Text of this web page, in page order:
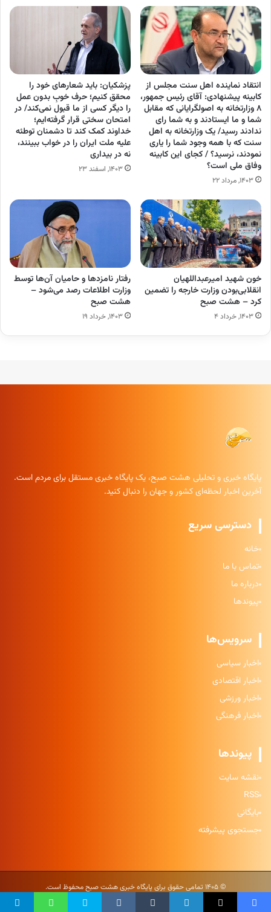
انتقاد نماینده اهل سنت مجلس از
کابینه پیشنهادی: آقای رئیس جمهور،
۸ وزارتخانه به اصولگرایانی که مقابل
شما و ما ایستادند و به شما رای
ندادند رسید/ یک وزارتخانه به اهل
سنت که با همه وجود شما را یاری
نمودند، نرسید؟ / کجای این کابینه
وفاق ملی است؟
۱۴۰۳, مرداد ۲۲
پزشکیان: باید شعارهای خود را
محقق کنیم؛ حرف خوبِ بدون عمل
را دیگر کسی از ما قبول نمی‌کند/ در
امتحان سختی قرار گرفته‌ایم؛
خداوند کمک کند تا دشمنان توطئه
علیه ملت ایران را در خواب ببینند،
نه در بیداری
۱۴۰۳, اسفند ۲۳
خون شهید امیرعبداللهیان
انقلابی‌بودن وزارت خارجه را تضمین
کرد – هشت صبح
۱۴۰۳, خرداد ۴
رفتار نامزدها و حامیان آن‌ها توسط
وزارت اطلاعات رصد می‌شود –
هشت صبح
۱۴۰۳, خرداد ۱۹
پایگاه خبری و تحلیلی هشت صبح، یک پایگاه خبری مستقل برای مردم است.
آخرین اخبار لحظه‌ای کشور و جهان را دنبال کنید.
دسترسی سریع
خانه
تماس با ما
درباره ما
پیوندها
سرویس‌ها
اخبار سیاسی
اخبار اقتصادی
اخبار ورزشی
اخبار فرهنگی
پیوندها
نقشه سایت
RSS
بایگانی
جستجوی پیشرفته
© ۱۴۰۵ تمامی حقوق برای پایگاه خبری هشت صبح محفوظ است.
حریم خصوصی|شرایط استفاده نقشه سایت